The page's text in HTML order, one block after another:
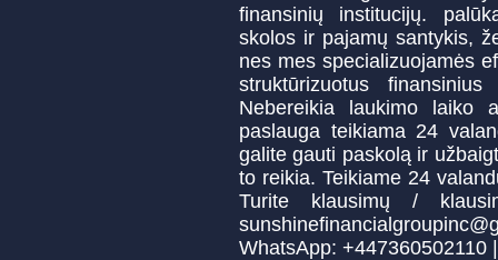
finansinių institucijų.
skolos ir pajamų santykis,
nes mes specializuojamės
struktūrizuotus
Nebereikia laukimo laiko
paslauga teikiama 24
galite gauti paskolą ir
to reikia. Teikiame 24
Turite klausimų /
WhatsApp: +447360502110